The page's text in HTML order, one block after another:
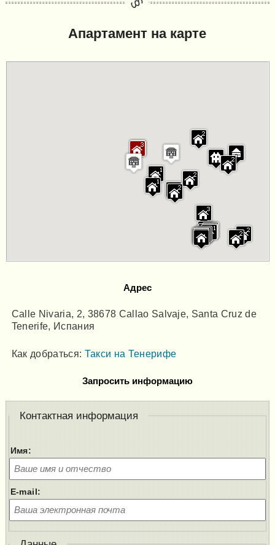
Апартамент на карте
Адрес
Calle Nivaria, 2, 38678 Callao Salvaje, Santa Cruz de
Tenerife, Испания
Как добраться: Такси на Тенерифе
Запросить информацию
Контактная информация
Имя:
E-mail: